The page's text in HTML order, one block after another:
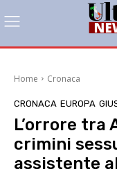
Home Cronaca
CRONACA EUROPA
L’orrore tra
crimini
assistente